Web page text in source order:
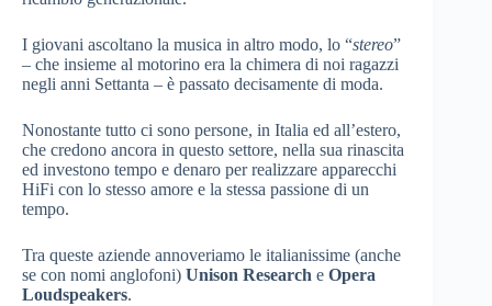
I giovani ascoltano la musica in altro modo, lo “stereo”
– che insieme al motorino era la chimera di noi ragazzi
negli anni Settanta – è passato decisamente di moda.
Nonostante tutto ci sono persone, in Italia ed all’estero,
che credono ancora in questo settore, nella sua rinascita
ed investono tempo e denaro per realizzare apparecchi
HiFi con lo stesso amore e la stessa passione di un
tempo.
Tra queste aziende annoveriamo le italianissime (anche
se con nomi anglofoni) Unison Research e Opera
Loudspeakers.